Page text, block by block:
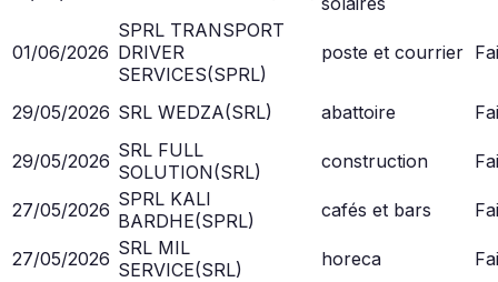
01/06/2026
SPRL TRANSPORT
DRIVER
SERVICES(SPRL)
poste et courrier
29/05/2026 SRL WEDZA(SRL) abattoire
29/05/2026 SRL FULL
SOLUTION(SRL) construction
27/05/2026 SPRL KALI
BARDHE(SPRL) cafés et bars
27/05/2026 SRL MIL
SERVICE(SRL) horeca